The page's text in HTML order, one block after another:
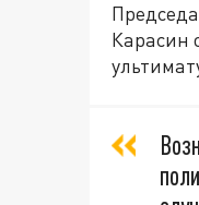
Карасин